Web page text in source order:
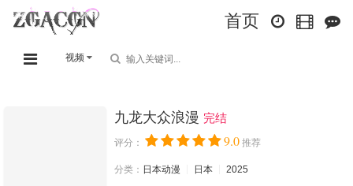
首页
视频
九龙大众浪漫 完结
评分： 9.0 推荐
分类： 日本动漫 日本
2025